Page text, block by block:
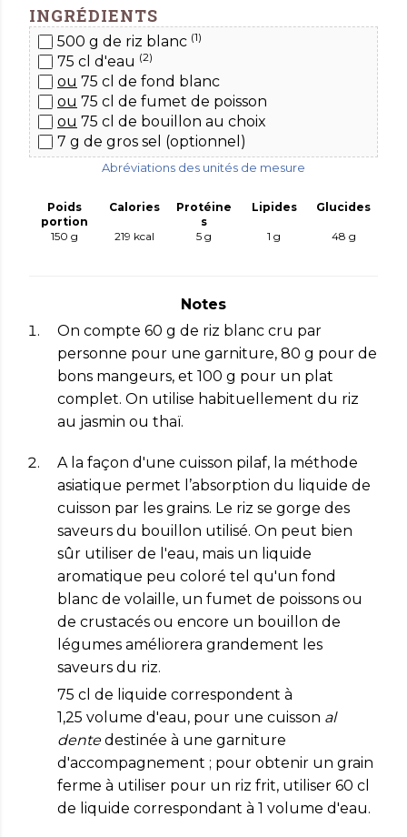
INGRÉDIENTS
500 g de riz blanc (1)
75 cl d'eau (2)
ou 75 cl de fond blanc
ou 75 cl de fumet de poisson
ou 75 cl de bouillon au choix
7 g de gros sel (optionnel)
Abréviations des unités de mesure
Poids
portion
Calories
Protéine
s
Lipides Glucides
150 g 219 kcal 5 g 1 g 48 g
Notes
On compte 60 g de riz blanc cru par
personne pour une garniture, 80 g pour de
bons mangeurs, et 100 g pour un plat
complet. On utilise habituellement du riz
au jasmin ou thaï.
A la façon d'une cuisson pilaf, la méthode
asiatique permet l’absorption du liquide de
cuisson par les grains. Le riz se gorge des
saveurs du bouillon utilisé. On peut bien
sûr utiliser de l'eau, mais un liquide
aromatique peu coloré tel qu'un fond
blanc de volaille, un fumet de poissons ou
de crustacés ou encore un bouillon de
légumes améliorera grandement les
saveurs du riz.
75 cl de liquide correspondent à
1,25 volume d'eau, pour une cuisson al
dentedestinée à une garniture
d'accompagnement ; pour obtenir un grain
ferme à utiliser pour un riz frit, utiliser 60 cl
de liquide correspondant à 1 volume d'eau.